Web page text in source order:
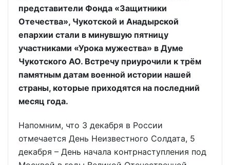
представители Фонда «Защитники
Отечества», Чукотской и Анадырской
епархии стали в минувшую пятницу
участниками «Урока мужества» в Думе
Чукотского АО. Встречу приурочили к трём
памятным датам военной истории нашей
страны, которые приходятся на последний
месяц года.
Напомним, что 3 декабря в России
отмечается День Неизвестного Солдата, 5
декабря – День начала контрнаступления под